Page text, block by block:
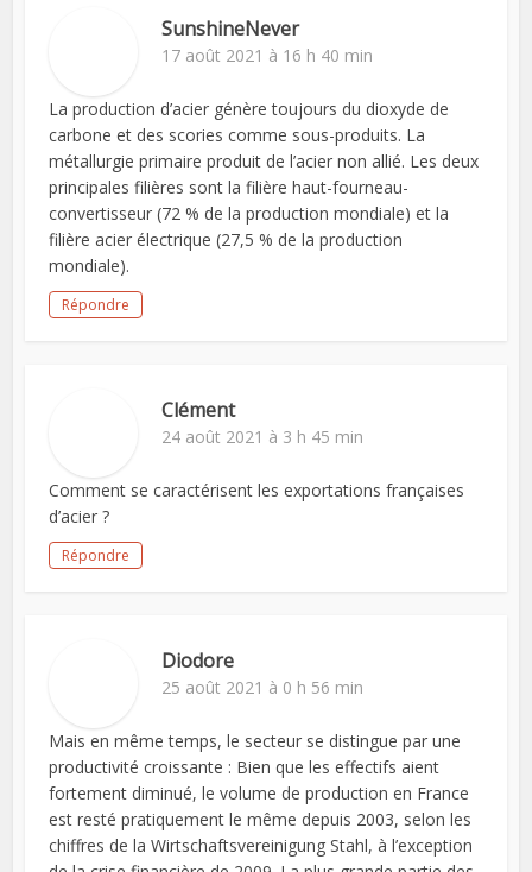
SunshineNever
17 août 2021 à 16 h 40 min
La production d’acier génère toujours du dioxyde de
carbone et des scories comme sous-produits. La
métallurgie primaire produit de l’acier non allié. Les deux
principales filières sont la filière haut-fourneau-
convertisseur (72 % de la production mondiale) et la
filière acier électrique (27,5 % de la production
mondiale).
Répondre
Clément
24 août 2021 à 3 h 45 min
Comment se caractérisent les exportations françaises
d’acier ?
Répondre
Diodore
25 août 2021 à 0 h 56 min
Mais en même temps, le secteur se distingue par une
productivité croissante : Bien que les effectifs aient
fortement diminué, le volume de production en France
est resté pratiquement le même depuis 2003, selon les
chiffres de la Wirtschaftsvereinigung Stahl, à l’exception